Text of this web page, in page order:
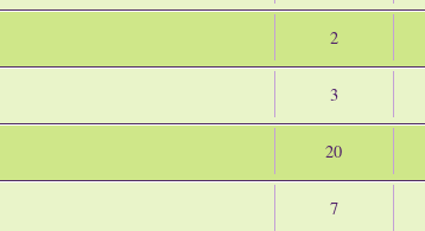
2
3
20
7